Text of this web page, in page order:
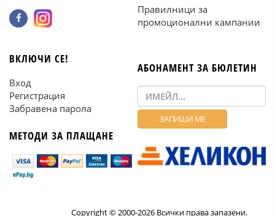
Правилници за
промоционални кампании
ВКЛЮЧИ СЕ!
Вход
Регистрация
Забравена парола
МЕТОДИ ЗА ПЛАЩАНЕ
АБОНАМЕНТ ЗА БЮЛЕТИН
Copyright © 2000-2026 Всички права запазени.